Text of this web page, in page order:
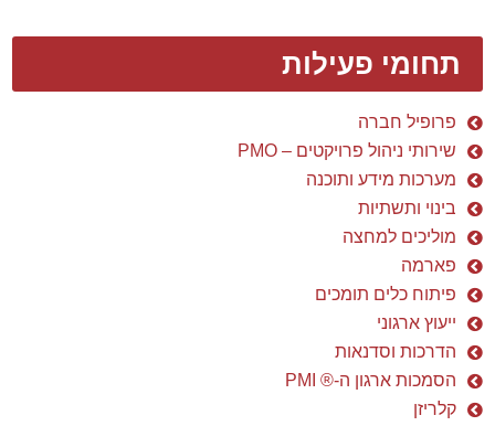
תחומי פעילות
פרופיל חברה
שירותי ניהול פרויקטים – PMO
מערכות מידע ותוכנה
בינוי ותשתיות
מוליכים למחצה
פארמה
פיתוח כלים תומכים
ייעוץ ארגוני
הדרכות וסדנאות
הסמכות ארגון ה-® PMI
קלריזן